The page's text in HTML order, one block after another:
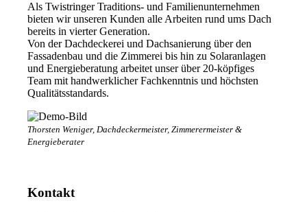
Als Twistringer Traditions- und Familienunternehmen
bieten wir unseren Kunden alle Arbeiten rund ums Dach
bereits in vierter Generation.
Von der Dachdeckerei und Dachsanierung über den
Fassadenbau und die Zimmerei bis hin zu Solaranlagen
und Energieberatung arbeitet unser über 20-köpfiges
Team mit handwerklicher Fachkenntnis und höchsten
Qualitätsstandards.
Thorsten Weniger, Dachdeckermeister, Zimmerermeister &
Energieberater
Kontakt